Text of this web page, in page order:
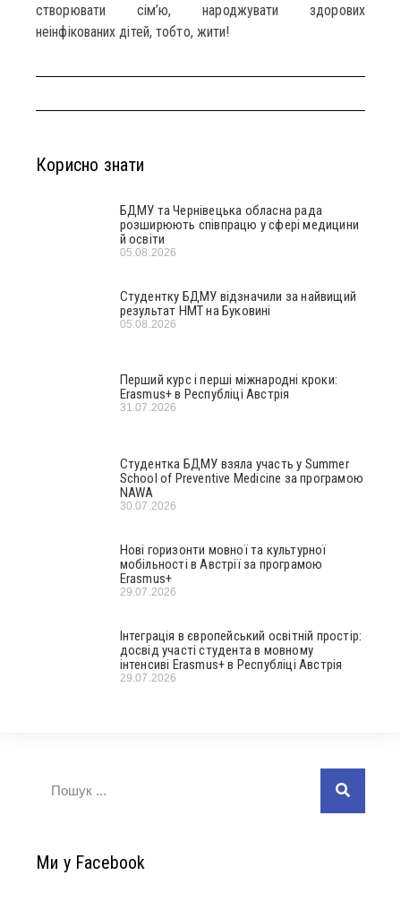
створювати сім’ю, народжувати здорових
неінфікованих дітей, тобто, жити!
Корисно знати
БДМУ та Чернівецька обласна рада
розширюють співпрацю у сфері медицини
й освіти
05.08.2026
Студентку БДМУ відзначили за найвищий
результат НМТ на Буковині
05.08.2026
Перший курс і перші міжнародні кроки:
Erasmus+ в Республіці Австрія
31.07.2026
Студентка БДМУ взяла участь у Summer
School of Preventive Medicine за програмою
NAWA
30.07.2026
Нові горизонти мовної та культурної
мобільності в Австрії за програмою
Erasmus+
29.07.2026
Інтеграція в європейський освітній простір:
досвід участі студента в мовному
інтенсиві Erasmus+ в Республіці Австрія
29.07.2026
Ми у Facebook